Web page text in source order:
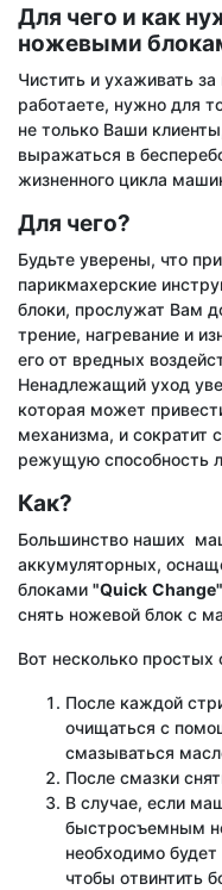
Для чего и как
ножевыми
Чистить и ухаживать
работаете, нужно для
не только Ваши
выражаться в
жизненного цикла
Для чего?
Будьте уверены, что
парикмахерские
блоки, прослужат Вам
трение, нагревание и
его от вредных
Ненадлежащий уход
которая может
механизма, и сократит
режущую способность
Как?
Большинство наших
аккумуляторных,
блоками "Quick Change
снять ножевой блок с
Вот несколько простых
После каждой
очищаться с
смазываться
После смазки
В случае, если
быстросъемным
необходимо
чтобы отвинтить